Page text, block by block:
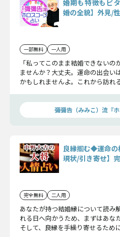
婚期も特徴もピ
婚の全貌】外見/
一部無料 一人用
「私ってこのまま結婚できない
ませんか？大丈夫。運命の出会い
かもしれませんよ。これから訪れ
貌を、包み隠さずお伝えします。
彌彌告（みみこ）流『ホ
良縁掴む◆運命の
現状/引き寄せ】
完全無料 二人用
あなたが持つ結婚縁について読み
れる日へ向かうため、まずはあな
そして、良縁を手繰り寄せるため